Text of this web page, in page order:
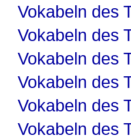
Vokabeln des
Vokabeln des
Vokabeln des
Vokabeln des
Vokabeln des
Vokabeln des